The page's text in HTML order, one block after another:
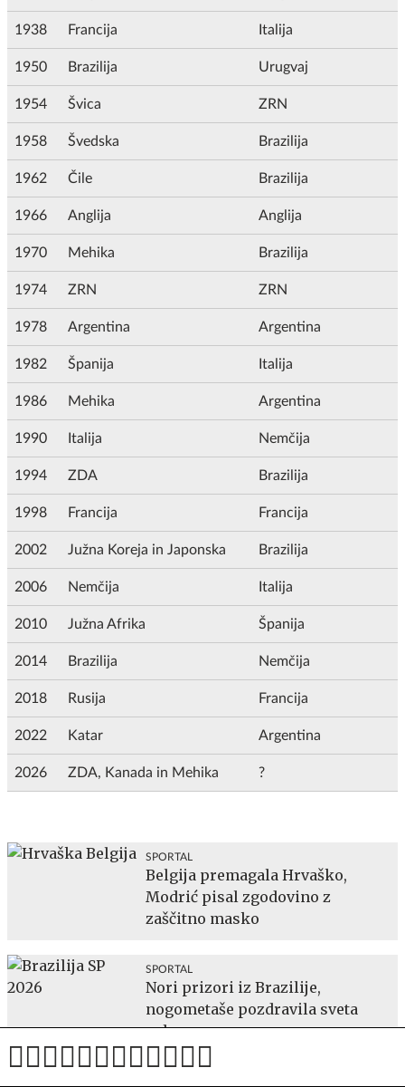
1938 Francija Italija
1950 Brazilija Urugvaj
1954 Švica ZRN
1958 Švedska Brazilija
1962 Čile Brazilija
1966 Anglija Anglija
1970 Mehika Brazilija
1974 ZRN ZRN
1978 Argentina Argentina
1982 Španija Italija
1986 Mehika Argentina
1990 Italija Nemčija
1994 ZDA Brazilija
1998 Francija Francija
2002 Južna Koreja in Japonska Brazilija
2006 Nemčija Italija
2010 Južna Afrika Španija
2014 Brazilija Nemčija
2018 Rusija Francija
2022 Katar Argentina
2026 ZDA, Kanada in Mehika ?
SPORTAL
Belgija premagala Hrvaško,
Modrić pisal zgodovino z
zaščitno masko
SPORTAL
Nori prizori iz Brazilije,
nogometaše pozdravila sveta
prha